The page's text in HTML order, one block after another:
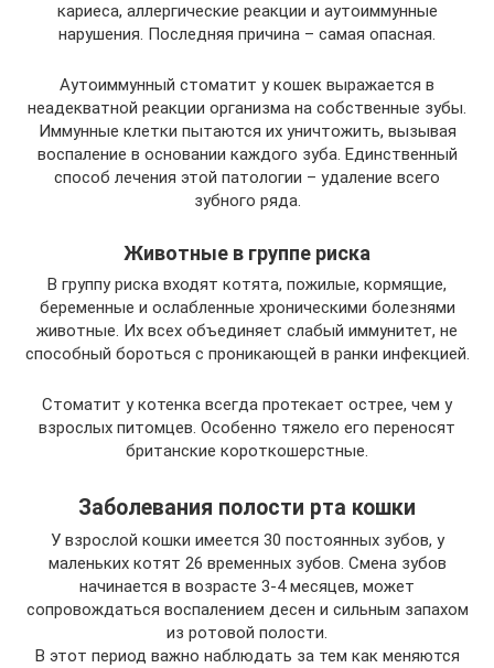
кариеса, аллергические реакции и аутоиммунные
нарушения. Последняя причина – самая опасная.
Аутоиммунный стоматит у кошек выражается в
неадекватной реакции организма на собственные зубы.
Иммунные клетки пытаются их уничтожить, вызывая
воспаление в основании каждого зуба. Единственный
способ лечения этой патологии – удаление всего
зубного ряда.
Животные в группе риска
В группу риска входят котята, пожилые, кормящие,
беременные и ослабленные хроническими болезнями
животные. Их всех объединяет слабый иммунитет, не
способный бороться с проникающей в ранки инфекцией.
Стоматит у котенка всегда протекает острее, чем у
взрослых питомцев. Особенно тяжело его переносят
британские короткошерстные.
Заболевания полости рта кошки
У взрослой кошки имеется 30 постоянных зубов, у
маленьких котят 26 временных зубов. Смена зубов
начинается в возрасте 3-4 месяцев, может
сопровождаться воспалением десен и сильным запахом
из ротовой полости.
В этот период важно наблюдать за тем как меняются